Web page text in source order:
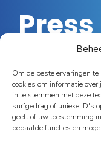
Om de beste ervaringen
cookies om informatie
in te stemmen met deze
surfgedrag of unieke ID's
geeft of uw toestemming
bepaalde functies en
Press
eigenlijk te
Johan Deroy: “Ik
de tandem”